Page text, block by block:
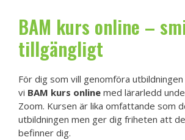
BAM kurs online –
tillgängligt
För dig som vill genomföra
vi BAM kurs online med lärarledd
Zoom. Kursen är lika omfattande som
utbildningen men ger dig friheten att
befinner dig.